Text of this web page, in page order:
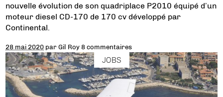
nouvelle évolution de son quadriplace P2010 équipé d’un
moteur diesel CD-170 de 170 cv développé par
Continental.
28 mai 2020 parGil Roy 8 commentaires
JOBS